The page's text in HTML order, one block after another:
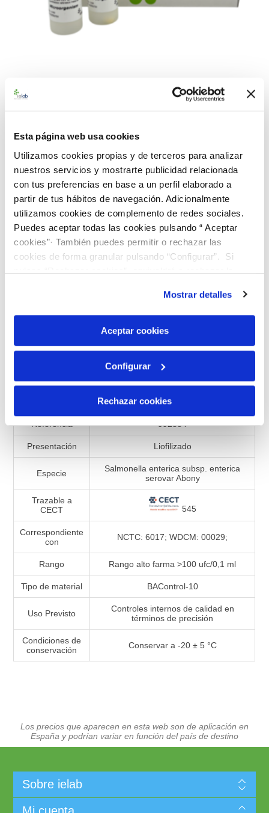
Esta página web usa cookies
Utilizamos cookies propias y de terceros para analizar
nuestros servicios y mostrarte publicidad relacionada
con tus preferencias en base a un perfil elaborado a
partir de tus hábitos de navegación. Adicionalmente
utilizamos cookies de complemento de redes sociales.
Puedes aceptar todas las cookies pulsando “ Aceptar
cookies”· También puedes permitir o rechazar las
cookies de forma granular pulsando “Configurar”. Si
pulsas “Rechazar cookies”, equivaldrá a rechazar la
son indispensables para que el sitio web funcione y que
por tanto no se pueden desactivar. Puedes consultar
más información en nuestraPolítica de Cookies
Mostrar detalles
Aceptar cookies
Configurar
Rechazar cookies
992884 BAControl-10 Rango
Alto-Farma-10 mL S. Abony
CECT 545
Material de referencia microbiológico cuantitativo de
Salmonella entericasubsp.entericaserovar Abony CECT 545.
Suministrado en una caja BAControl-10 de 10 viales,
conteniendo 1 pastilla por vial. Rango de concentración alto
farma (>100 ufc/0.1 mL). Para resuspender en 10 mL de agua
destilada estéril.
226,00 €
AÑADIR AL CARRITO
Añadir a la lista de comparación
Especificaciones de productos
Referencia 992884
Presentación Liofilizado
Especie
Salmonella enterica subsp. enterica
serovar Abony
Trazable a
CECT
545
Correspondiente
con
NCTC: 6017; WDCM: 00029;
Rango Rango alto farma >100 ufc/0,1 ml
Tipo de material BAControl-10
Uso Previsto
Controles internos de calidad en
términos de precisión
Condiciones de
conservación
Conservar a -20 ± 5 °C
Los precios que aparecen en esta web son de aplicación en
España y podrían variar en función del país de destino
Sobre ielab